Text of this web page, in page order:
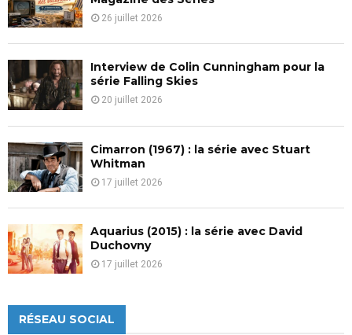
26 juillet 2026
Interview de Colin Cunningham pour la
série Falling Skies
20 juillet 2026
Cimarron (1967) : la série avec Stuart
Whitman
17 juillet 2026
Aquarius (2015) : la série avec David
Duchovny
17 juillet 2026
RÉSEAU SOCIAL